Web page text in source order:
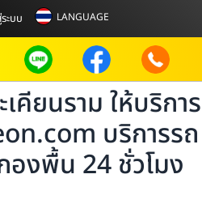
ะบบ LANGUAGE
คียนราม ให้บริการ
บริการรถ
องพื้น 24 ชั่วโมง